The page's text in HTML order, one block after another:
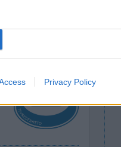
Privacy Policy